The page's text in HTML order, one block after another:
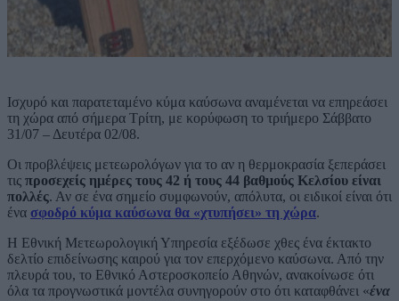
Ισχυρό και παρατεταμένο κύμα καύσωνα αναμένεται να επηρεάσει
τη χώρα από σήμερα Τρίτη, με κορύφωση το τριήμερο Σάββατο
31/07 – Δευτέρα 02/08.
Οι προβλέψεις μετεωρολόγων για το αν η θερμοκρασία ξεπεράσει
τις προσεχείς ημέρες τους 42 ή τους 44 βαθμούς Κελσίου είναι
πολλές. Αν σε ένα σημείο συμφωνούν, απόλυτα, οι ειδικοί είναι ότι
ένα σφοδρό κύμα καύσωνα θα «χτυπήσει» τη χώρα.
Η Εθνική Μετεωρολογική Υπηρεσία εξέδωσε χθες ένα έκτακτο
δελτίο επιδείνωσης καιρού για τον επερχόμενο καύσωνα. Από την
πλευρά του, το Εθνικό Αστεροσκοπείο Αθηνών, ανακοίνωσε ότι
όλα τα προγνωστικά μοντέλα συνηγορούν στο ότι καταφθάνει «ένα